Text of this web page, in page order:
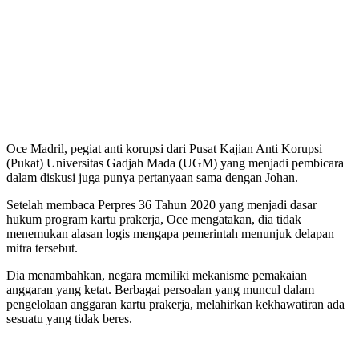
Oce Madril, pegiat anti korupsi dari Pusat Kajian Anti Korupsi
(Pukat) Universitas Gadjah Mada (UGM) yang menjadi pembicara
dalam diskusi juga punya pertanyaan sama dengan Johan.
Setelah membaca Perpres 36 Tahun 2020 yang menjadi dasar
hukum program kartu prakerja, Oce mengatakan, dia tidak
menemukan alasan logis mengapa pemerintah menunjuk delapan
mitra tersebut.
Dia menambahkan, negara memiliki mekanisme pemakaian
anggaran yang ketat. Berbagai persoalan yang muncul dalam
pengelolaan anggaran kartu prakerja, melahirkan kekhawatiran ada
sesuatu yang tidak beres.